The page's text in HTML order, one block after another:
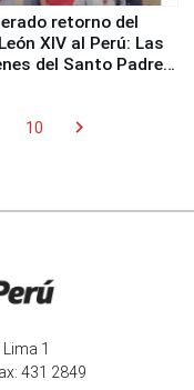
retorno del
XIV al Perú: Las
del Santo Padre
10 chevron_right
1
431 2849